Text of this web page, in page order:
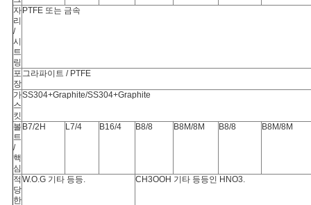
자
리
/
시
트
링
PTFE 또는 금속
포
장
그라파이트 / PTFE
가
스
킷
SS304+Graphite/SS304+Graphite
볼
트
/
핵
심
B7/2H L7/4 B16/4 B8/8 B8M/8M B8/8 B8M/8M
적
당
한
W.O.G 기타 등등. CH3OOH 기타 등등인 HNO3.